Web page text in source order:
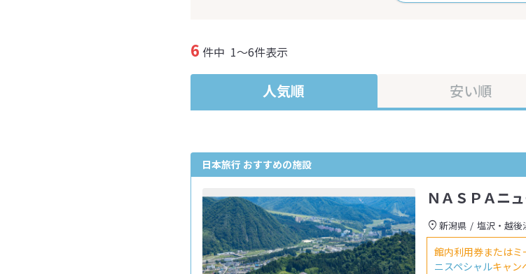
6 件中 1～6件表示
人気順 安い順
日本旅行 おすすめの施設
ＮＡＳＰＡニ
新潟県 塩沢・越後
館内利用券または
ニスペシャルキャン